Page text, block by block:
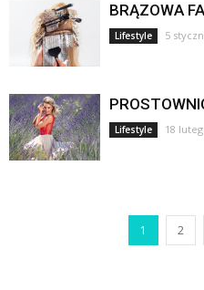
BRĄZOWA
Lifestyle 5
Lifestyle 18
1 2